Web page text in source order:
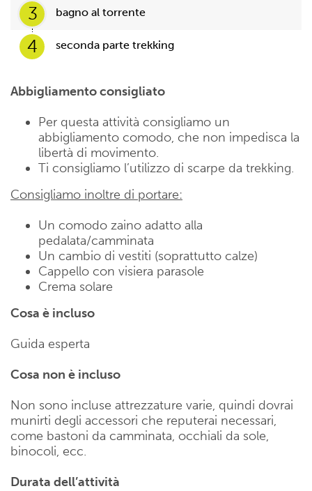
3 bagno al torrente
4 seconda parte trekking
Abbigliamento consigliato
Per questa attività consigliamo un
abbigliamento comodo, che non impedisca la
libertà di movimento.
Ti consigliamo l’utilizzo di scarpe da trekking.
Consigliamo inoltre di portare:
Un comodo zaino adatto alla
pedalata/camminata
Un cambio di vestiti (soprattutto calze)
Cappello con visiera parasole
Crema solare
Cosa è incluso
Guida esperta
Cosa non è incluso
Non sono incluse attrezzature varie, quindi dovrai
munirti degli accessori che reputerai necessari,
come bastoni da camminata, occhiali da sole,
binocoli, ecc.
Durata dell’attività